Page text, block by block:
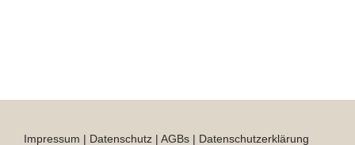
Impressum | Datenschutz | AGBs | Datenschutzerklärung